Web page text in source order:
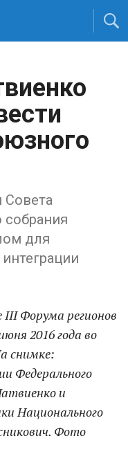
для
Форума регионов
2016 года во
снимке:
Федерального
и
Национального
Фото